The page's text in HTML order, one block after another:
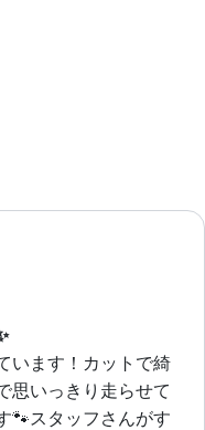
います！カットで綺
思いっきり走らせて
🐾スタッフさんがす